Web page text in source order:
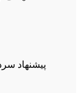
پیشنهاد